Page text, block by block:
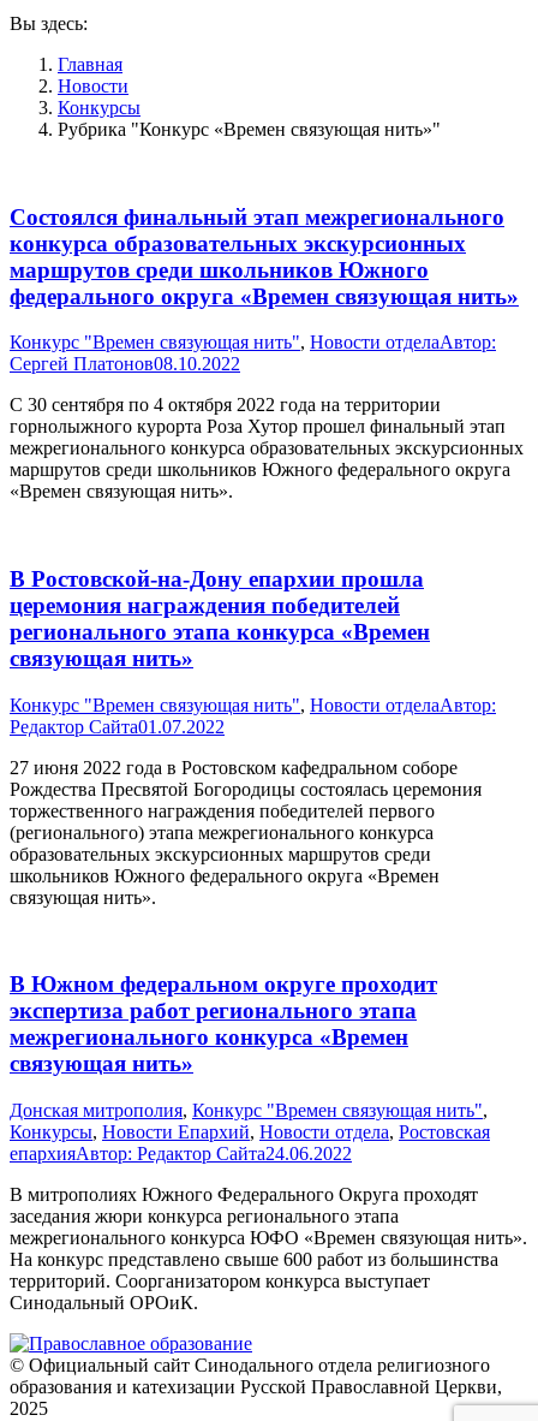
Вы здесь:
Главная
Новости
Конкурсы
Рубрика "Конкурс «Времен связующая нить»"
Состоялся финальный этап межрегионального
конкурса образовательных экскурсионных
маршрутов среди школьников Южного
федерального округа «Времен связующая нить»
Конкурс "Времен связующая нить", Новости отделаАвтор:
Сергей Платонов08.10.2022
С 30 сентября по 4 октября 2022 года на территории
горнолыжного курорта Роза Хутор прошел финальный этап
межрегионального конкурса образовательных экскурсионных
маршрутов среди школьников Южного федерального округа
«Времен связующая нить».
В Ростовской-на-Дону епархии прошла
церемония награждения победителей
регионального этапа конкурса «Времен
связующая нить»
Конкурс "Времен связующая нить", Новости отделаАвтор:
Редактор Сайта01.07.2022
27 июня 2022 года в Ростовском кафедральном соборе
Рождества Пресвятой Богородицы состоялась церемония
торжественного награждения победителей первого
(регионального) этапа межрегионального конкурса
образовательных экскурсионных маршрутов среди
школьников Южного федерального округа «Времен
связующая нить».
В Южном федеральном округе проходит
экспертиза работ регионального этапа
межрегионального конкурса «Времен
связующая нить»
Донская митрополия, Конкурс "Времен связующая нить",
Конкурсы, Новости Епархий, Новости отдела, Ростовская
епархияАвтор: Редактор Сайта24.06.2022
В митрополиях Южного Федерального Округа проходят
заседания жюри конкурса регионального этапа
межрегионального конкурса ЮФО «Времен связующая нить».
На конкурс представлено свыше 600 работ из большинства
территорий. Соорганизатором конкурса выступает
Синодальный ОРОиК.
© Официальный сайт Синодального отдела религиозного
образования и катехизации Русской Православной Церкви,
2025